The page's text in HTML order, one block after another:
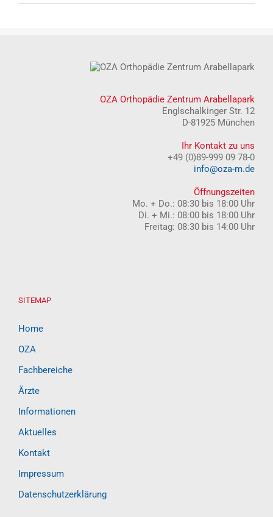
OZA Orthopädie Zentrum Arabellapark
Englschalkinger Str. 12
D-81925 München
Ihr Kontakt zu uns
+49 (0)89-999 09 78-0
info@oza-m.de
Öffnungszeiten
Mo. + Do.: 08:30 bis 18:00 Uhr
Di. + Mi.: 08:00 bis 18:00 Uhr
Freitag: 08:30 bis 14:00 Uhr
SITEMAP
Home
OZA
Fachbereiche
Ärzte
Informationen
Aktuelles
Kontakt
Impressum
Datenschutzerklärung